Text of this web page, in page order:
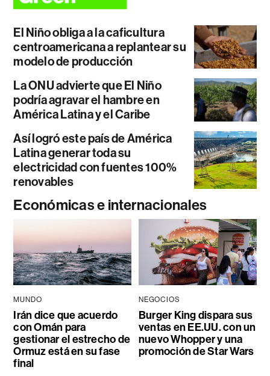
El Niño obliga a la caficultura
centroamericana a replantear su
modelo de producción
La ONU advierte que El Niño
podría agravar el hambre en
América Latina y el Caribe
Así logró este país de América
Latina generar toda su
electricidad con fuentes 100%
renovables
Económicas e internacionales
MUNDO
Irán dice que acuerdo
con Omán para
gestionar el estrecho de
Ormuz está en su fase
final
NEGOCIOS
Burger King dispara sus
ventas en EE.UU. con un
nuevo Whopper y una
promoción de Star Wars